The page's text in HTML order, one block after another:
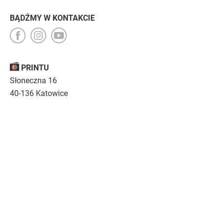
PRINTU
Słoneczna 16
40-136 Katowice
BĄDŹMY W KONTAKCIE